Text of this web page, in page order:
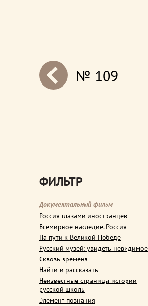
next№ 109
ФИЛЬТР
Документальный фильм
Россия глазами иностранцев
Всемирное наследие. Россия
На пути к Великой Победе
Русский музей: увидеть невидимое
Сквозь времена
Найти и рассказать
Неизвестные страницы истории
русской школы
Элемент познания